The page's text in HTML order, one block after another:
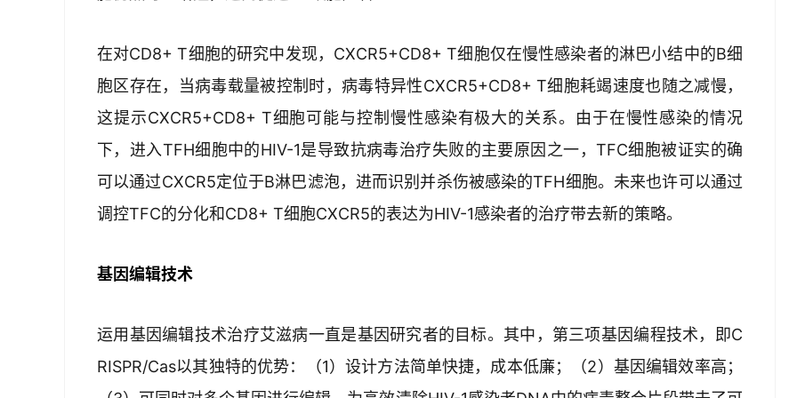
在对CD8+ T细胞的研究中发现，CXCR5+CD8+ T细胞仅在慢性感染者的淋巴小结中的B细
胞区存在，当病毒载量被控制时，病毒特异性CXCR5+CD8+ T细胞耗竭速度也随之减慢，
这提示CXCR5+CD8+ T细胞可能与控制慢性感染有极大的关系。由于在慢性感染的情况
下，进入TFH细胞中的HIV-1是导致抗病毒治疗失败的主要原因之一，TFC细胞被证实的确
可以通过CXCR5定位于B淋巴滤泡，进而识别并杀伤被感染的TFH细胞。未来也许可以通过
调控TFC的分化和CD8+ T细胞CXCR5的表达为HIV-1感染者的治疗带去新的策略。
基因编辑技术
运用基因编辑技术治疗艾滋病一直是基因研究者的目标。其中，第三项基因编程技术，即C
RISPR/Cas以其独特的优势：（1）设计方法简单快捷，成本低廉；（2）基因编辑效率高；